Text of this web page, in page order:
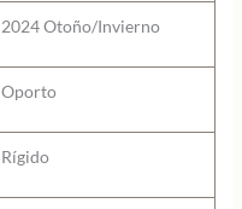
2024 Otoño/Invierno
Oporto
Rígido